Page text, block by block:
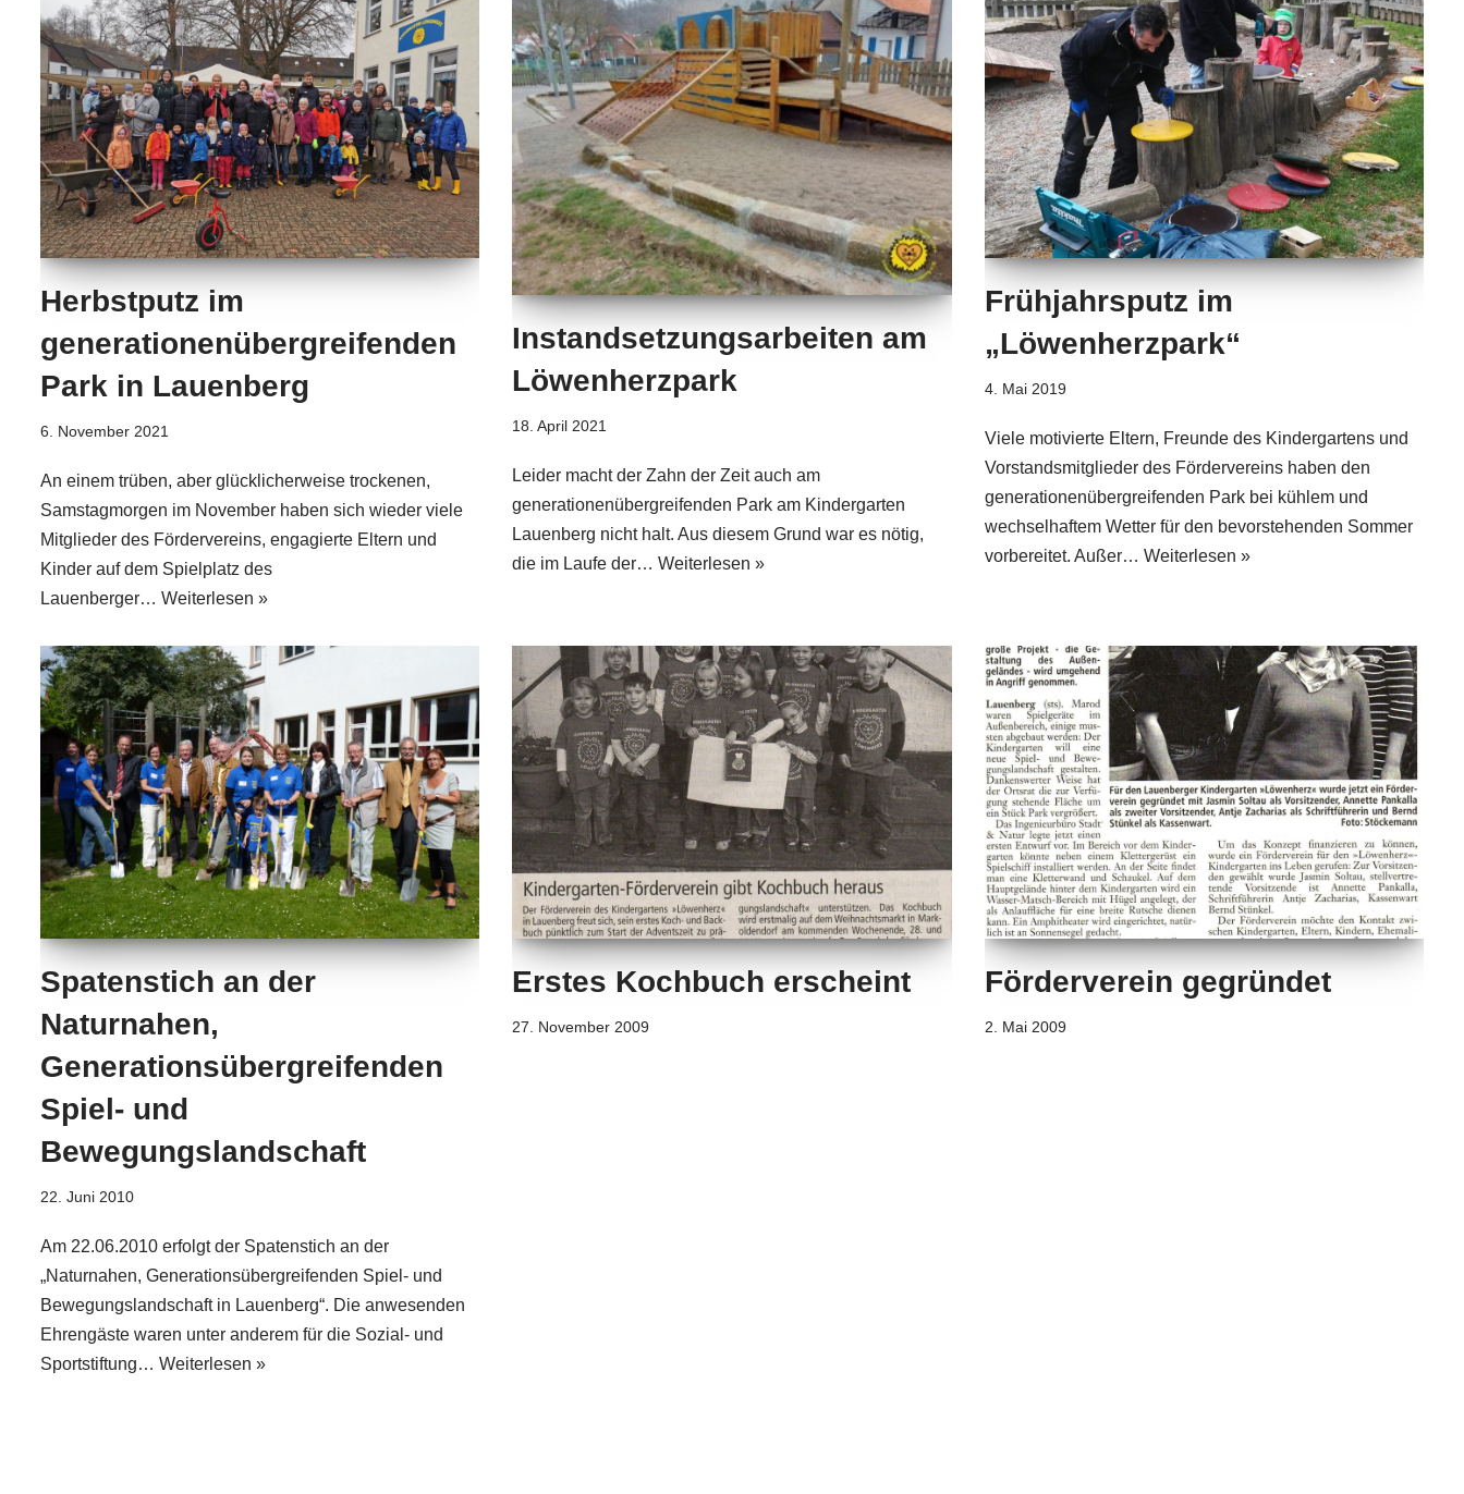
Herbstputz im
generationenübergreifenden
Park in Lauenberg
6. November 2021
An einem trüben, aber glücklicherweise trockenen,
Samstagmorgen im November haben sich wieder viele
Mitglieder des Fördervereins, engagierte Eltern und
Kinder auf dem Spielplatz des
Lauenberger… Weiterlesen »
Instandsetzungsarbeiten am
Löwenherzpark
18. April 2021
Leider macht der Zahn der Zeit auch am
generationenübergreifenden Park am Kindergarten
Lauenberg nicht halt. Aus diesem Grund war es nötig,
die im Laufe der…Weiterlesen »
Frühjahrsputz im
„Löwenherzpark“
4. Mai 2019
Viele motivierte Eltern, Freunde des Kindergartens und
Vorstandsmitglieder des Fördervereins haben den
generationenübergreifenden Park bei kühlem und
wechselhaftem Wetter für den bevorstehenden Sommer
vorbereitet. Außer… Weiterlesen »
Spatenstich an der
Naturnahen,
Generationsübergreifenden
Spiel- und
Bewegungslandschaft
22. Juni 2010
Am 22.06.2010 erfolgt der Spatenstich an der
„Naturnahen, Generationsübergreifenden Spiel- und
Bewegungslandschaft in Lauenberg“. Die anwesenden
Ehrengäste waren unter anderem für die Sozial- und
Sportstiftung… Weiterlesen »
Erstes Kochbuch erscheint
27. November 2009
Förderverein gegründet
2. Mai 2009